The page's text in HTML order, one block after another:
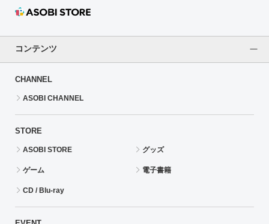
コンテンツ
CHANNEL
ASOBI CHANNEL
STORE
ASOBI STORE グッズ
ゲーム 電子書籍
CD / Blu-ray